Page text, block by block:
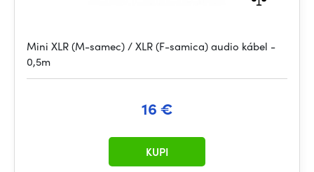
Mini XLR (M-samec) / XLR (F-samica) audio kábel -
0,5m
16 €
KUPI